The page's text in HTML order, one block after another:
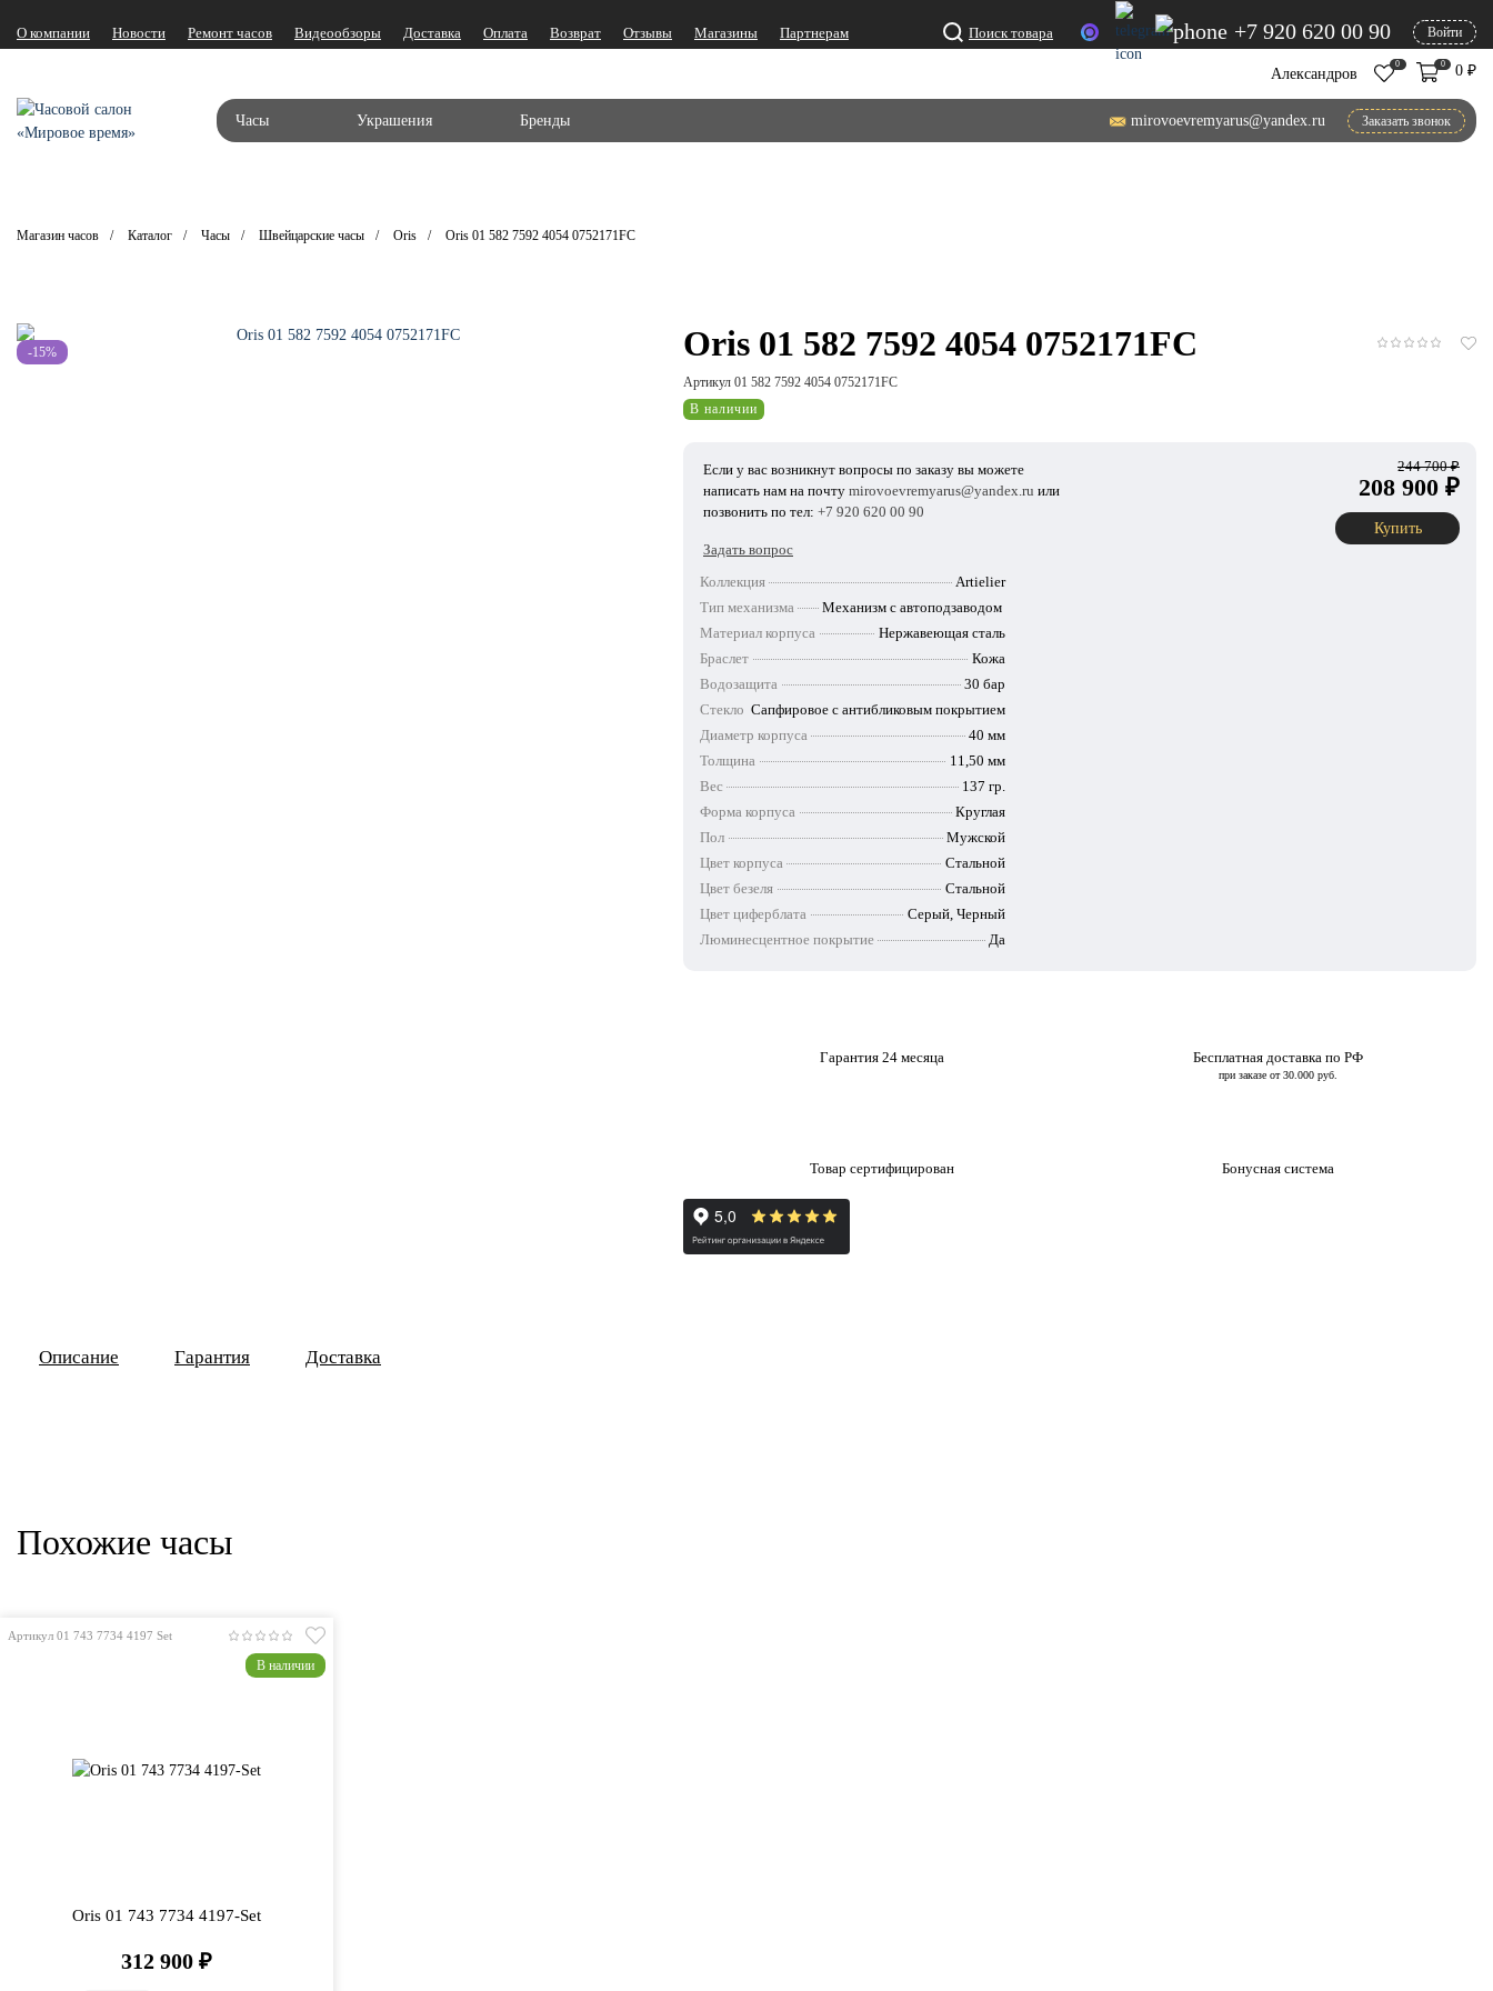
О компании Новости Ремонт часов Видеообзоры Доставка Оплата Возврат Отзывы Магазины Партнерам Поиск товара +7 920 620 00 90 Войти
Александров
0 0 0 ₽
Часы Украшения Бренды mirovoevremyarus@yandex.ru Заказать звонок
Магазин часов Каталог Часы Швейцарские часы Oris Oris 01 582 7592 4054 0752171FC
-15% Oris 01 582 7592 4054 0752171FC
Артикул 01 582 7592 4054 0752171FC
В наличии
Если у вас возникнут вопросы по заказу вы можете
написать нам на почту mirovoevremyarus@yandex.ru или
позвонить по тел: +7 920 620 00 90
Задать вопрос
244 700₽
208 900 ₽
Купить
Коллекция
Artielier
Тип механизма
Механизм с автоподзаводом
Материал корпуса
Нержавеющая сталь
Браслет
Кожа
Водозащита
30 бар
Стекло Сапфировое с антибликовым покрытием
Диаметр корпуса
40 мм
Толщина
11,50 мм
Вес
137 гр.
Форма корпуса
Круглая
Пол
Мужской
Цвет корпуса
Стальной
Цвет безеля
Стальной
Цвет циферблата
Серый, Черный
Люминесцентное покрытие
Да
Гарантия 24 месяца Бесплатная доставка по РФ
при заказе от 30.000 руб.
Товар сертифицирован Бонусная система
Описание Гарантия Доставка
Похожие часы
Артикул 01 743 7734 4197 Set
В наличии
Oris 01 743 7734 4197-Set
312 900 ₽